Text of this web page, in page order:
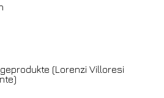
(Lorenzi Villoresi